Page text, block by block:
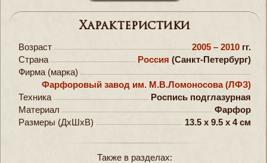
Характеристики
Возраст 2005 – 2010 гг.
Страна
Россия (Санкт-Петербург)
Фирма (марка)
Фарфоровый завод им. М.В.Ломоносова (ЛФЗ)
Техника
Роспись подглазурная
Материал
Фарфор
Размеры (ДxШxВ)
13.5 x 9.5 x 4 см
Также в разделах: